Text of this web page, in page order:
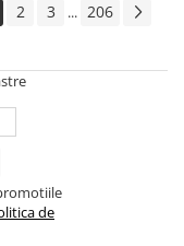
2 3 ... 206
de